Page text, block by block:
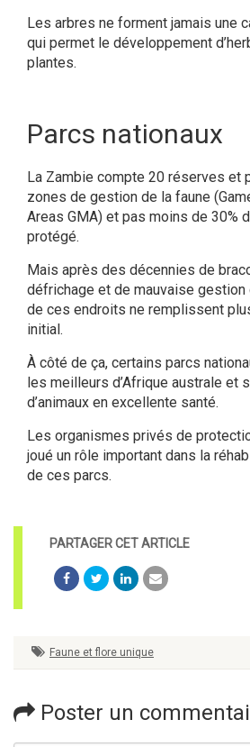
Les arbres ne forment jamais une
qui permet le développement
plantes.
Parcs nationaux
La Zambie compte 20 réserves et
zones de gestion de la faune
Areas GMA) et pas moins de 30%
protégé.
Mais après des décennies de
défrichage et de mauvaise gestion
de ces endroits ne remplissent
initial.
À côté de ça, certains parcs
les meilleurs d’Afrique australe et
d’animaux en excellente santé.
Les organismes privés de
joué un rôle important dans la
de ces parcs.
Faune et flore unique
Poster un